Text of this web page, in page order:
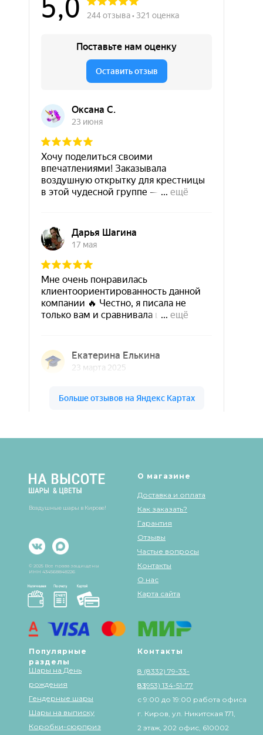
О магазине
Доставка и оплата
Популярные
разделы
Шары на День
рождения
Контакты
© 2025 Все права защищены
Как заказать?
Гарантия
Отзывы
Частые вопросы
Контакты
О нас
Гендерные шары
Шары на выписку
Коробки-сюрприз
8 (8332) 79-33-
83
8 (953) 134-51-77
с 9:00 до 19:00 работа офиса
г. Киров, ул. Никитская 171,
2 этаж, 202 офис, 610002
ИНН 434568848226
Карта сайта
Воздушные шары в Кирове!